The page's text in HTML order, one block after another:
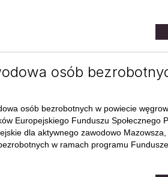
osób
osób bezrobotnych w powiecie
Europejskiego Funduszu Społecznego
dla aktywnego zawodowo Mazowsza,
w ramach programu